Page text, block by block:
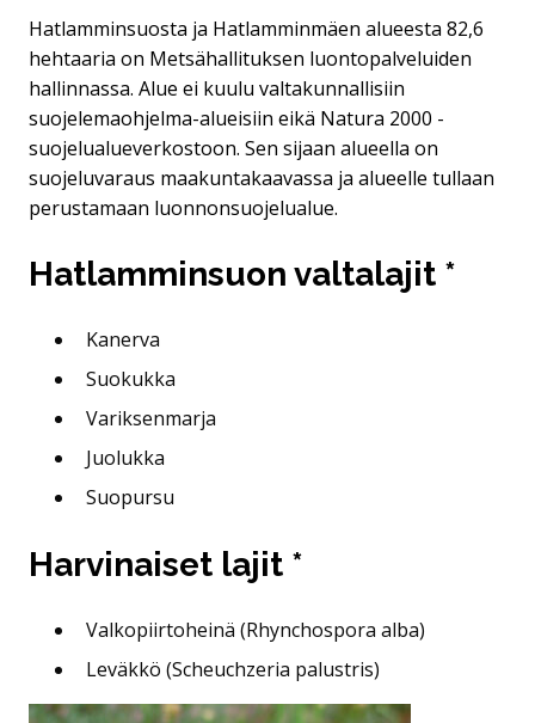
Hatlamminsuosta ja Hatlamminmäen alueesta 82,6
hehtaaria on Metsähallituksen luontopalveluiden
hallinnassa. Alue ei kuulu valtakunnallisiin
suojelemaohjelma-alueisiin eikä Natura 2000 -
suojelualueverkostoon. Sen sijaan alueella on
suojeluvaraus maakuntakaavassa ja alueelle tullaan
perustamaan luonnonsuojelualue.
Hatlamminsuon valtalajit *
Kanerva
Suokukka
Variksenmarja
Juolukka
Suopursu
Harvinaiset lajit *
Valkopiirtoheinä (Rhynchospora alba)
Leväkkö (Scheuchzeria palustris)